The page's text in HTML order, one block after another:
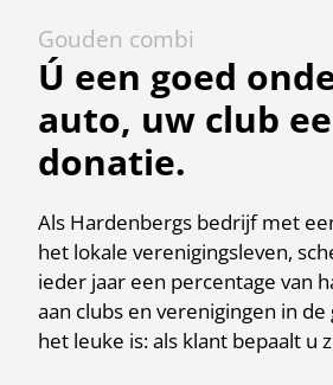
Gouden combi
Ú een goed
auto, uw club
donatie.
Als Hardenbergs bedrijf met
het lokale verenigingsleven,
ieder jaar een percentage van
aan clubs en verenigingen in de
het leuke is: als klant bepaalt u